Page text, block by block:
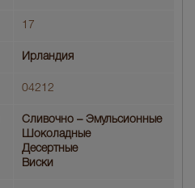
17
Ирландия
04212
Сливочно – Эмульсионные
Шоколадные
Десертные
Виски